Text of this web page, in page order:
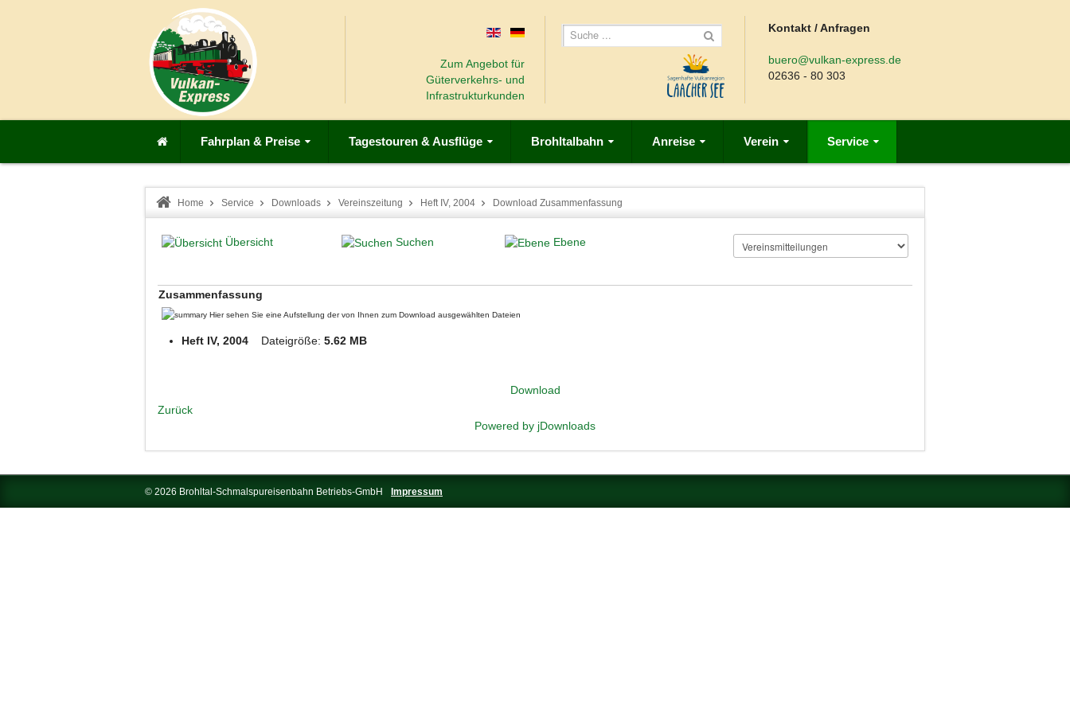
Zum Angebot für
Güterverkehrs- und
Infrastrukturkunden
Kontakt / Anfragen
buero@vulkan-express.de
02636 - 80 303
Fahrplan & Preise Tagestouren & Ausflüge Brohltalbahn Anreise Verein Service
Home Service Downloads Vereinszeitung Heft IV, 2004 Download Zusammenfassung
Übersicht Suchen Ebene
Zusammenfassung
Hier sehen Sie eine Aufstellung der von Ihnen zum Download ausgewählten Dateien
Heft IV, 2004 Dateigröße: 5.62 MB
Download
Zurück
Powered by jDownloads
© 2026 Brohltal-Schmalspureisenbahn Betriebs-GmbH Impressum